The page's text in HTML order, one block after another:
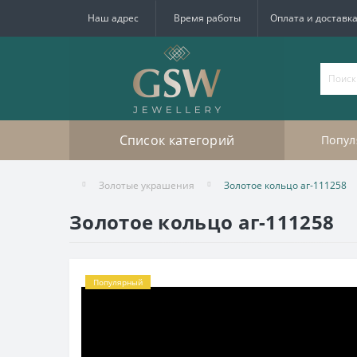
Наш адрес Время работы Оплата и доставка
Список категорий
Золотые украшения Золотое кольцо аг-111258
Золотое кольцо аг-111258
Популярный